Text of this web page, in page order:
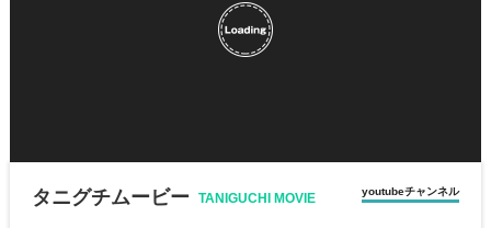
タニグチムービー TANIGUCHI MOVIE youtubeチャンネル